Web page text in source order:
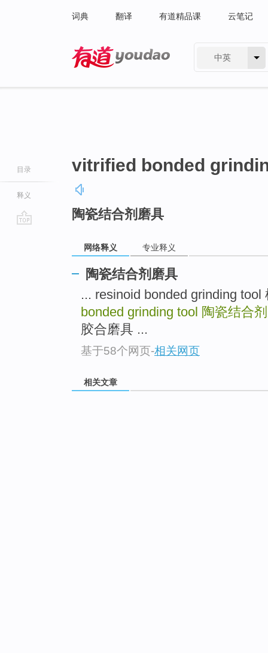
词典 翻译 有道精品课 云笔记
中英
目录
释义
vitrified bonded
陶瓷结合剂磨具
网络释义 专业释义
陶瓷结合剂磨具
... resinoid bonded grinding
bonded grinding tool 陶瓷结合
胶合磨具 ...
基于58个网页-相关网页
相关文章